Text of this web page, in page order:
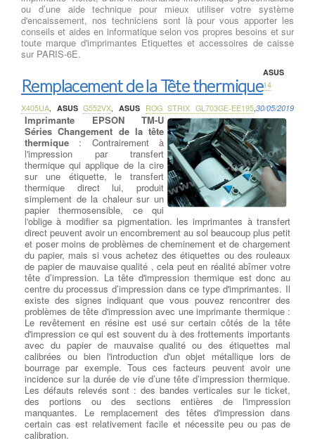
ou d’une aide technique pour mieux utiliser votre système
d'encaissement, nos techniciens sont là pour vous apporter les
conseils et aides en informatique selon vos propres besoins et sur
toute marque d'imprimantes Etiquettes et accessoires de caisse
sur PARIS-6E.
Remplacement de la Tête thermique
30/05/2019
Imprimante EPSON TM-U
Séries Changement de la tête
thermique : Contrairement à
l'impression par transfert
thermique qui applique de la cire
sur une étiquette, le transfert
thermique direct lui, produit
simplement de la chaleur sur un
papier thermosensible, ce qui
l'oblige à modifier sa pigmentation. les imprimantes à transfert
direct peuvent avoir un encombrement au sol beaucoup plus petit
et poser moins de problèmes de cheminement et de chargement
du papier, mais si vous achetez des étiquettes ou des rouleaux
de papier de mauvaise qualité , cela peut en réalité abîmer votre
tête d’impression. La tête d'impression thermique est donc au
centre du processus d’impression dans ce type d'imprimantes. Il
existe des signes indiquant que vous pouvez rencontrer des
problèmes de tête d'impression avec une imprimante thermique :
Le revêtement en résine est usé sur certain côtés de la tête
d'impression ce qui est souvent du à des frottements importants
avec du papier de mauvaise qualité ou des étiquettes mal
calibrées ou bien l'introduction d'un objet métallique lors de
bourrage par exemple. Tous ces facteurs peuvent avoir une
incidence sur la durée de vie d’une tête d’impression thermique.
Les défauts relevés sont : des bandes verticales sur le ticket,
des portions ou des sections entières de l'impression
manquantes. Le remplacement des têtes d'impression dans
certain cas est relativement facile et nécessite peu ou pas de
calibration.
ASUS
14
X405UA, ASUS G552VX,ASUS ROG STRIX GL703GE-EE195,